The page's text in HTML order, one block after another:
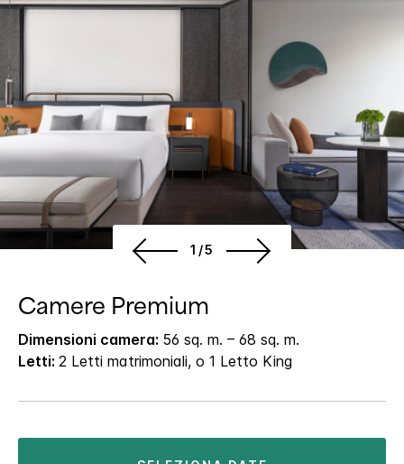
1/5
Camere Premium
Dimensioni camera: 56 sq. m. – 68 sq. m.
Letti: 2 Letti matrimoniali, o 1 Letto King